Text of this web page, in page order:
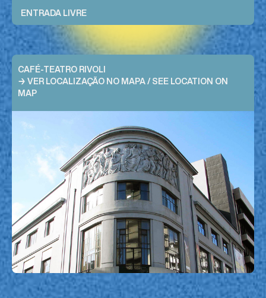
ENTRADA LIVRE
CAFÉ-TEATRO RIVOLI
→ VER LOCALIZAÇÃO NO MAPA / SEE LOCATION ON
MAP